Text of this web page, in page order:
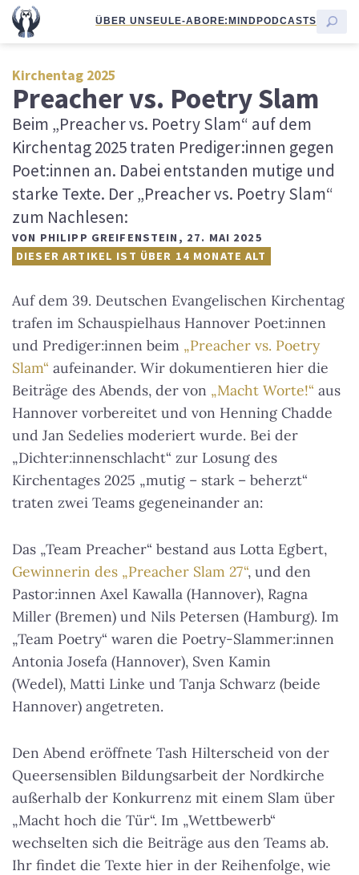
ÜBER UNSEULE-ABORE:MINDPODCASTS
Kirchentag 2025
Preacher vs. Poetry Slam
Beim „Preacher vs. Poetry Slam“ auf dem
Kirchentag 2025 traten Prediger:innen gegen
Poet:innen an. Dabei entstanden mutige und
starke Texte. Der „Preacher vs. Poetry Slam“
zum Nachlesen:
VON PHILIPP GREIFENSTEIN , 27. MAI 2025
DIESER ARTIKEL IST ÜBER 14 MONATE ALT
Auf dem 39. Deutschen Evangelischen Kirchentag
trafen im Schauspielhaus Hannover Poet:innen
und Prediger:innen beim „Preacher vs. Poetry
Slam“ aufeinander. Wir dokumentieren hier die
Beiträge des Abends, der von „Macht Worte!“ aus
Hannover vorbereitet und von Henning Chadde
und Jan Sedelies moderiert wurde. Bei der
„Dichter:innenschlacht“ zur Losung des
Kirchentages 2025 „mutig – stark – beherzt“
traten zwei Teams gegeneinander an:
Das „Team Preacher“ bestand aus Lotta Egbert,
Gewinnerin des „Preacher Slam 27“, und den
Pastor:innen Axel Kawalla (Hannover), Ragna
Miller (Bremen) und Nils Petersen (Hamburg). Im
„Team Poetry“ waren die Poetry-Slammer:innen
Antonia Josefa (Hannover), Sven Kamin
(Wedel), Matti Linke und Tanja Schwarz (beide
Hannover) angetreten.
Den Abend eröffnete Tash Hilterscheid von der
Queersensiblen Bildungsarbeit der Nordkirche
außerhalb der Konkurrenz mit einem Slam über
„Macht hoch die Tür“. Im „Wettbewerb“
wechselten sich die Beiträge aus den Teams ab.
Ihr findet die Texte hier in der Reihenfolge, wie